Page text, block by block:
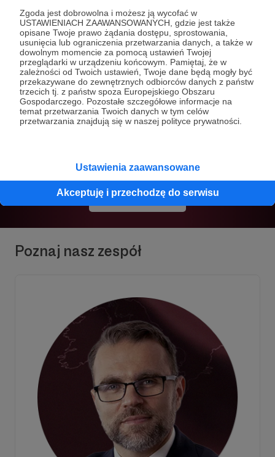
Zgoda jest dobrowolna i możesz ją wycofać w
USTAWIENIACH ZAAWANSOWANYCH, gdzie jest także
opisane Twoje prawo żądania dostępu, sprostowania,
usunięcia lub ograniczenia przetwarzania danych, a także w
dowolnym momencie za pomocą ustawień Twojej
przeglądarki w urządzeniu końcowym. Pamiętaj, że w
zależności od Twoich ustawień, Twoje dane będą mogły być
przekazywane do zewnętrznych odbiorców danych z państw
trzecich tj. z państw spoza Europejskiego Obszaru
Gospodarczego. Pozostałe szczegółowe informacje na
temat przetwarzania Twoich danych w tym celów
przetwarzania znajdują się w naszej polityce prywatności.
Ustawienia zaawansowane
Akceptuję i przechodzę do serwisu
Publikacje
Rozszyfruj z nami zawiłości współczesnego
świata, zgłębiaj globalne relacje i odkrywaj
Zobacz więcej
Poznaj nasz zespół